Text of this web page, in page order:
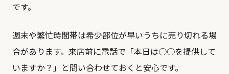
です。
週末や繁忙時間帯は希少部位が早いうちに売り切れる場
合があります。来店前に電話で「本日は○○を提供して
いますか？」と問い合わせておくと安心です。